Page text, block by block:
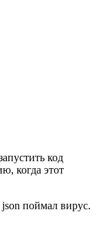
код
когда этот
поймал вирус.